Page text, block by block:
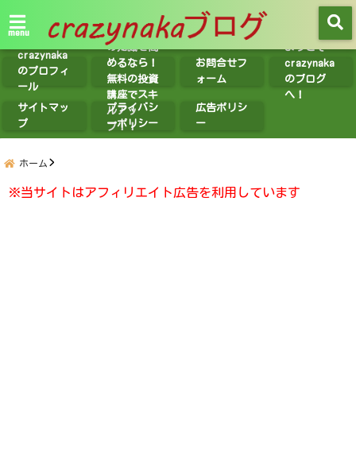
menu
crazynaka
のプロフィ
ール
紹介】投資
の知識を高
めるなら！
無料の投資
講座でスキ
ルアッ
プ！！
お問合せフ
ォーム
ようこそ
crazynaka
のブログ
へ！
サイトマッ
プ
プライバシ
ーポリシー
広告ポリシ
ー
ホーム
※当サイトはアフィリエイト広告を利用しています